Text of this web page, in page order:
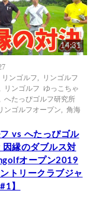
14:31
ンゴルフ
リンゴルフ
リンゴルフ ゆっこちゃ
へたっぴゴルフ研究所
ンゴルフオープン
角海
vs へたっぴゴル
因縁のダブルス対
オープン2019
ントリークラブジャ
】